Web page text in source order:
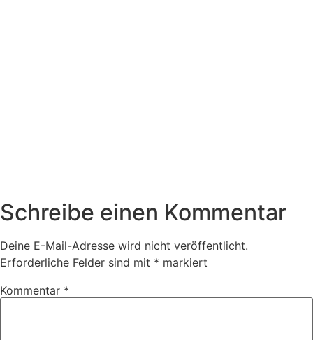
Schreibe einen Kommentar
Deine E-Mail-Adresse wird nicht veröffentlicht.
Erforderliche Felder sind mit * markiert
Kommentar *